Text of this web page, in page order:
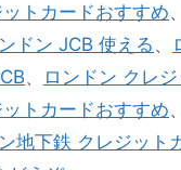
トカードおすすめ、
ドン JCB 使える、
、 ロンドン クレ
トカードおすすめ、
地下鉄 クレジット